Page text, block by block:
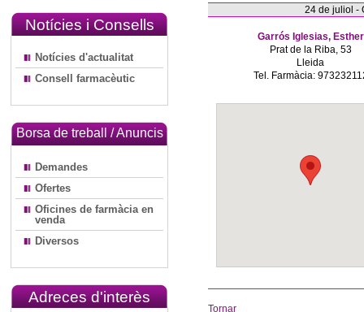
Notícies i Consells
Notícies d'actualitat
Consell farmacèutic
Borsa de treball / Anuncis
Demandes
Ofertes
Oficines de farmàcia en
venda
Diversos
Adreces d'interès
24 de juliol -
Garrós Iglesias, Esther
Prat de la Riba, 53
Lleida
Tel. Farmàcia:
Tornar